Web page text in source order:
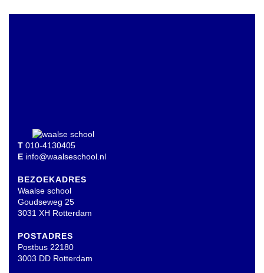
T 010-4130405
E info@waalseschool.nl
BEZOEKADRES
Waalse school
Goudseweg 25
3031 XH Rotterdam
POSTADRES
Postbus 22180
3003 DD Rotterdam